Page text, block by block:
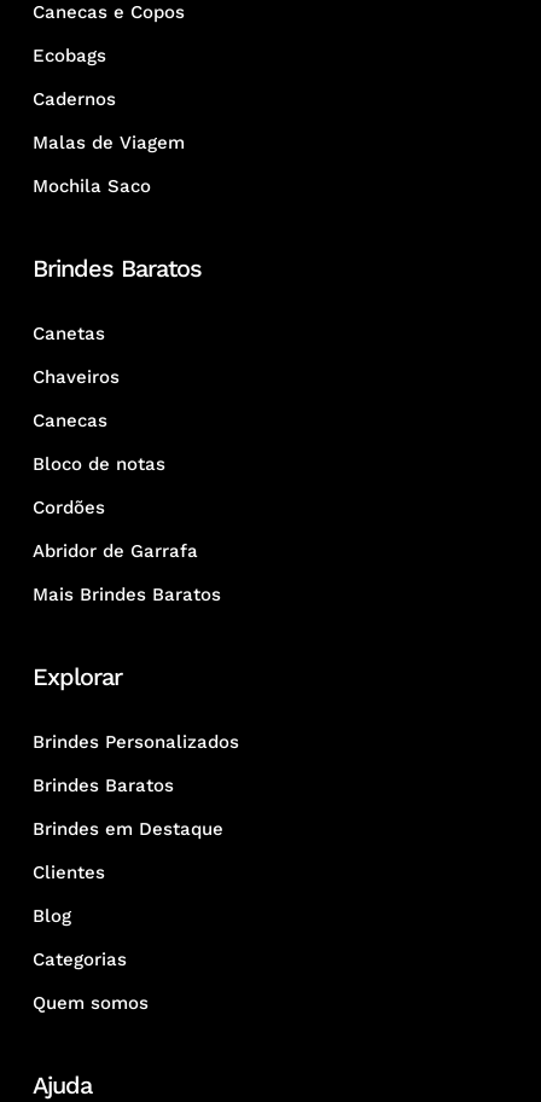
Canecas e Copos
Ecobags
Cadernos
Malas de Viagem
Mochila Saco
Brindes Baratos
Canetas
Chaveiros
Canecas
Bloco de notas
Cordões
Abridor de Garrafa
Mais Brindes Baratos
Explorar
Brindes Personalizados
Brindes Baratos
Brindes em Destaque
Clientes
Blog
Categorias
Quem somos
Ajuda